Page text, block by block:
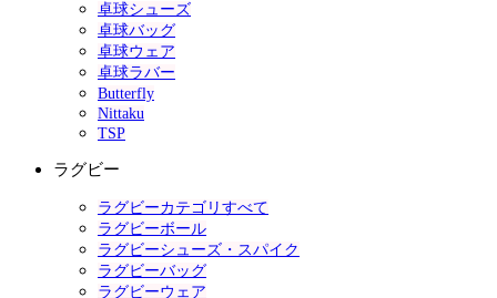
卓球シューズ
卓球バッグ
卓球ウェア
卓球ラバー
Butterfly
Nittaku
TSP
ラグビー
ラグビーカテゴリすべて
ラグビーボール
ラグビーシューズ・スパイク
ラグビーバッグ
ラグビーウェア